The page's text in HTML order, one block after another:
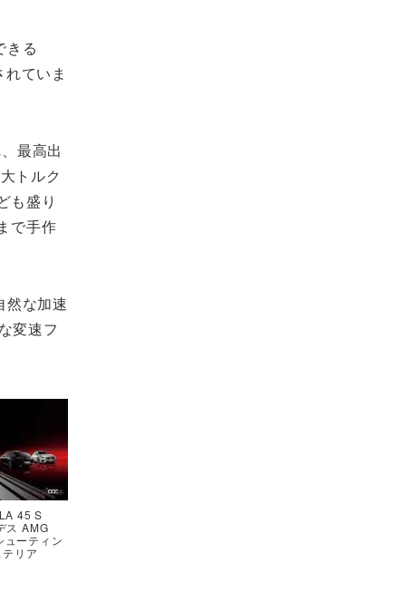
きる
ていま
最高出
トルク
も盛り
で手作
然な加速
変速フ
45 S
ス AMG
ーティン
リア